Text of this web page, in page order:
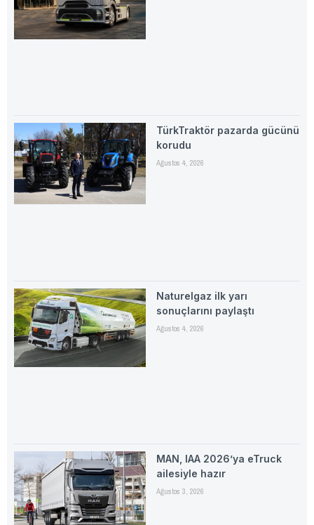
TürkTraktör pazarda gücünü
korudu
Ağustos 4, 2026
Naturelgaz ilk yarı
sonuçlarını paylaştı
Ağustos 4, 2026
MAN, IAA 2026’ya eTruck
ailesiyle hazır
Ağustos 3, 2026